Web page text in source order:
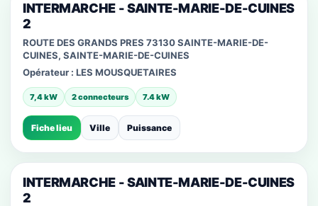
INTERMARCHE - SAINTE-MARIE-DE-CUINES
2
ROUTE DES GRANDS PRES 73130 SAINTE-MARIE-DE-
CUINES, SAINTE-MARIE-DE-CUINES
Opérateur : LES MOUSQUETAIRES
7,4 kW 2 connecteurs 7.4 kW
Fiche lieu Ville Puissance
INTERMARCHE - SAINTE-MARIE-DE-CUINES
2